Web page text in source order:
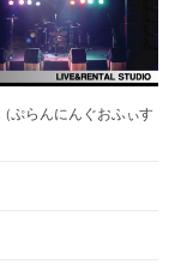
ぷらんにんぐおふぃす